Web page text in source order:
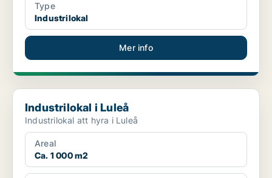
Type
Industrilokal
Mer info
Industrilokal i Luleå
Industrilokal i Luleå
Industrilokal att hyra i Luleå
Areal
Ca. 1 000 m2